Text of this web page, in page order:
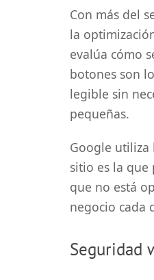
Con más del
la
evalúa cómo
botones son
legible sin
pequeñas.
Google
sitio es la que
que no está
negocio cada
Seguridad